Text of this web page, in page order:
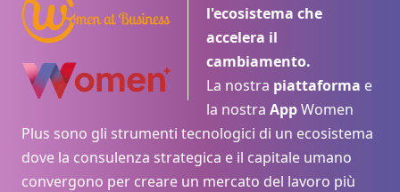
l'ecosistema che
accelera il
cambiamento.
La nostra piattaforma e
la nostraAppWomen
Plus sono gli strumenti tecnologici di un ecosistema
dove la consulenza strategica e il capitale umano
convergono per creare un mercato del lavoro più